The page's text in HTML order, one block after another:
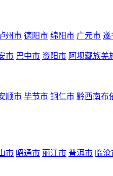
州市 德阳市 绵阳市 广元市 遂
市 巴中市 资阳市 阿坝藏族羌
顺市 毕节市 铜仁市 黔西南布
市 昭通市 丽江市 普洱市 临